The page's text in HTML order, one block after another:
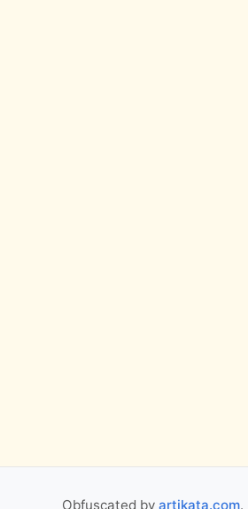
Obfuscated by artikata.com.